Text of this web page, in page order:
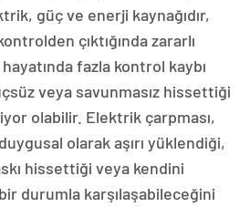
güç ve enerji kaynağıdır,
çıktığında zararlı
fazla kontrol kaybı
veya savunmasız hissettiği
olabilir. Elektrik çarpması,
olarak aşırı yüklendiği,
hissettiği veya kendini
durumla karşılaşabileceğini